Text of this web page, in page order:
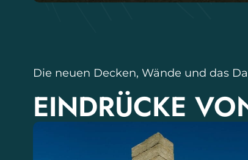
Die neuen Decken, Wände und das
EINDRÜCKE